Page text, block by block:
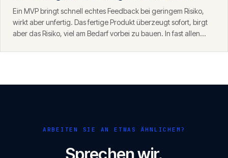
Ein MVP bringt schnell echtes Feedback bei geringem Risiko,
wirkt aber unfertig. Das fertige Produkt überzeugt sofort, birgt
aber das Risiko, viel am Bedarf vorbei zu bauen. In fast allen
ARBEITEN SIE AN ETWAS ÄHNLICHEM?